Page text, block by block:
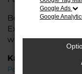
Besuchen Sie uns
Expertenteam
wartet auf Sie!
Kategorie
Porsche 718 Spyder
Google Ads
Google